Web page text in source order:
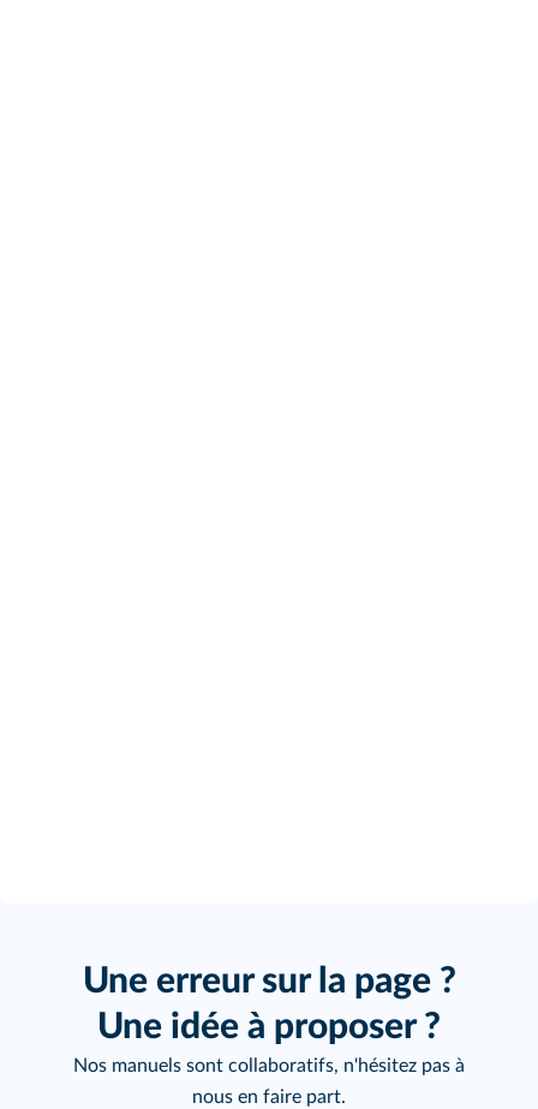
Une erreur sur la page ?
Une idée à proposer ?
Nos manuels sont collaboratifs, n'hésitez pas à
nous en faire part.